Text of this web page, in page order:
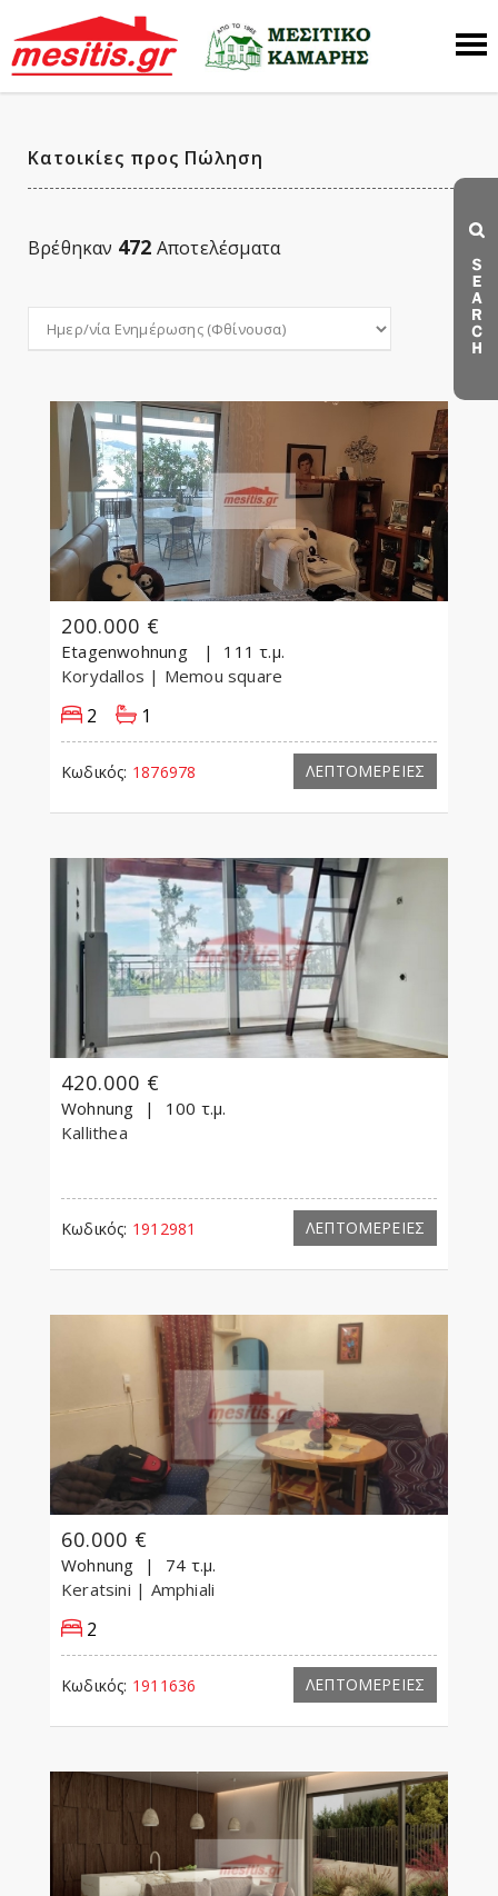
Κατοικίες προς Πώληση
Βρέθηκαν 472 Αποτελέσματα
200.000 €
Etagenwohnung
111 τ.μ.
Korydallos | Memou square
2 1
Κωδικός: 1876978 ΛΕΠΤΟΜΕΡΕΙΕΣ
420.000 €
Wohnung
100 τ.μ.
Kallithea
Κωδικός: 1912981 ΛΕΠΤΟΜΕΡΕΙΕΣ
60.000 €
Wohnung
74 τ.μ.
Keratsini | Amphiali
2
Κωδικός: 1911636 ΛΕΠΤΟΜΕΡΕΙΕΣ